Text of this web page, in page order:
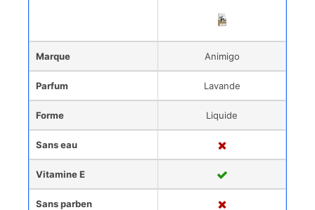
Marque Animigo
Parfum Lavande
Forme Liquide
Sans eau
Vitamine E
Sans parben